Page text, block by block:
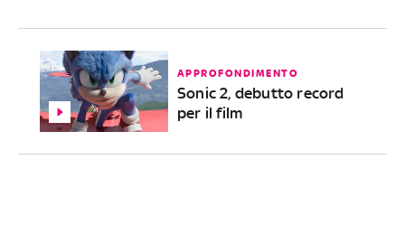
APPROFONDIMENTO
Sonic 2, debutto record
per il film